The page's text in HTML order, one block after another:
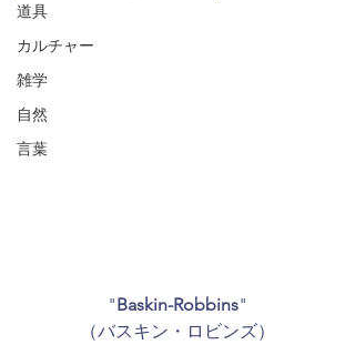
道具
カルチャー
雑学
自然
言葉
"Baskin-Robbins"
（バスキン・ロビンズ）